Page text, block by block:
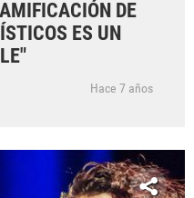
DE
ES UN
Hace 7 años